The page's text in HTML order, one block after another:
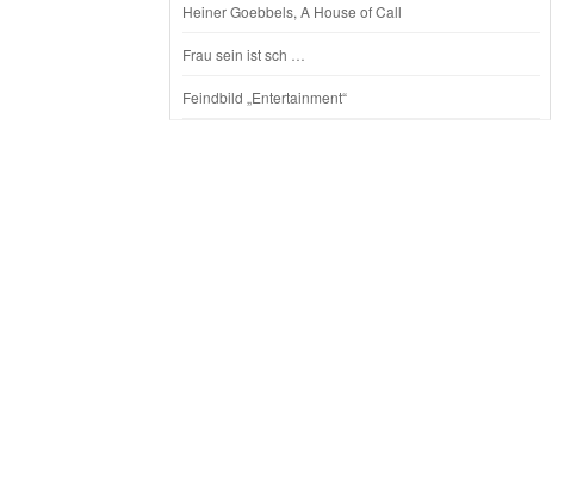
Heiner Goebbels, A House of Call
Frau sein ist sch …
Feindbild „Entertainment“